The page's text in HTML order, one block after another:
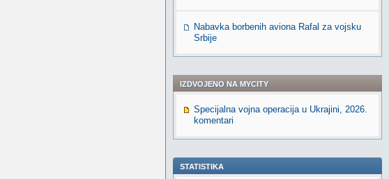
Nabavka borbenih aviona Rafal za vojsku
Srbije
IZDVOJENO NA MYCITY
Specijalna vojna operacija u Ukrajini, 2026.
komentari
STATISTIKA